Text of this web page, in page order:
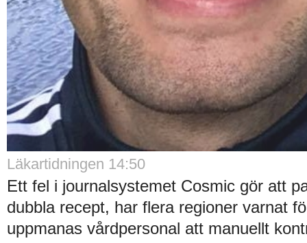
Läkartidningen 14:50
Ett fel i journalsystemet Cosmic gör att
dubbla recept, har flera regioner varnat
uppmanas vårdpersonal att manuellt